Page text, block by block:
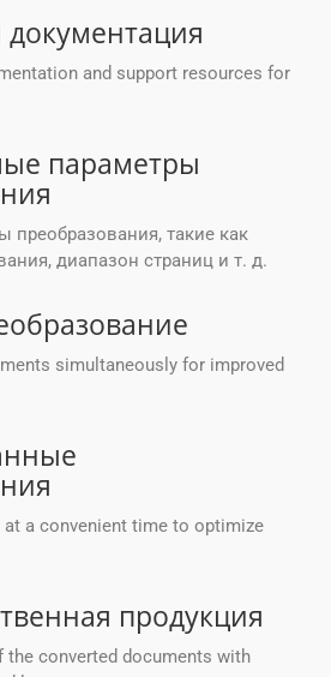
and support resources for
параметры
преобразования, такие как
диапазон страниц и т. д.
simultaneously for improved
a convenient time to optimize
продукция
the converted documents with